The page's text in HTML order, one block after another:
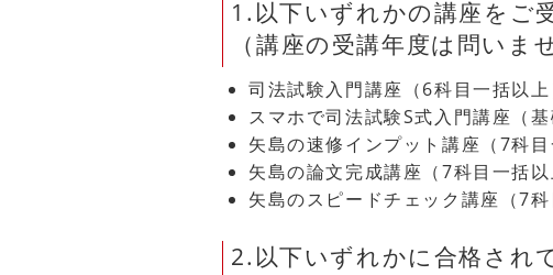
1.以下いずれかの講座をご
（講座の受講年度は問いま
司法試験入門講座（6科目一括以上
スマホで司法試験S式入門講座（
矢島の速修インプット講座（7科目
矢島の論文完成講座（7科目一括以
矢島のスピードチェック講座（7科
2.以下いずれかに合格され